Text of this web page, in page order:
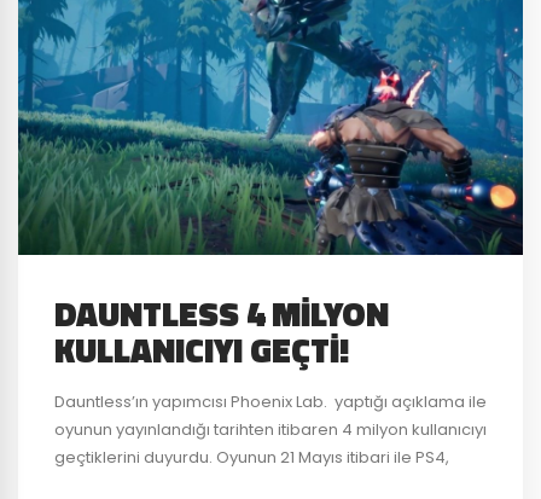
DAUNTLESS 4 MILYON
KULLANICIYI GEÇTI!
Dauntless’ın yapımcısı Phoenix Lab. yaptığı açıklama ile
oyunun yayınlandığı tarihten itibaren 4 milyon kullanıcıyı
geçtiklerini duyurdu. Oyunun 21 Mayıs itibari ile PS4,